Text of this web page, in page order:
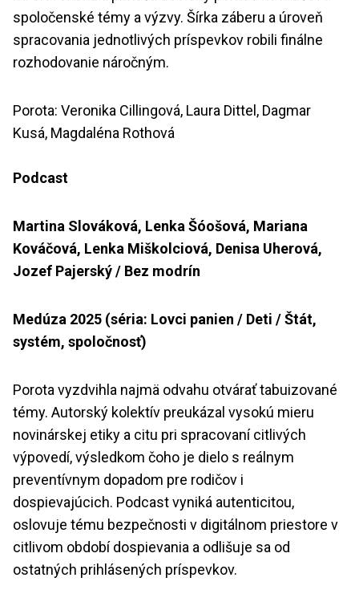
spoločenské témy a výzvy. Šírka záberu a úroveň
spracovania jednotlivých príspevkov robili finálne
rozhodovanie náročným.
Porota: Veronika Cillingová, Laura Dittel, Dagmar
Kusá, Magdaléna Rothová
Podcast
Martina Slováková, Lenka Šóošová, Mariana
Kováčová, Lenka Miškolciová, Denisa Uherová,
Jozef Pajerský / Bez modrín
Medúza 2025 (séria: Lovci panien / Deti / Štát,
systém, spoločnosť)
Porota vyzdvihla najmä odvahu otvárať tabuizované
témy. Autorský kolektív preukázal vysokú mieru
novinárskej etiky a citu pri spracovaní citlivých
výpovedí, výsledkom čoho je dielo s reálnym
preventívnym dopadom pre rodičov i
dospievajúcich. Podcast vyniká autenticitou,
oslovuje tému bezpečnosti v digitálnom priestore v
citlivom období dospievania a odlišuje sa od
ostatných prihlásených príspevkov.